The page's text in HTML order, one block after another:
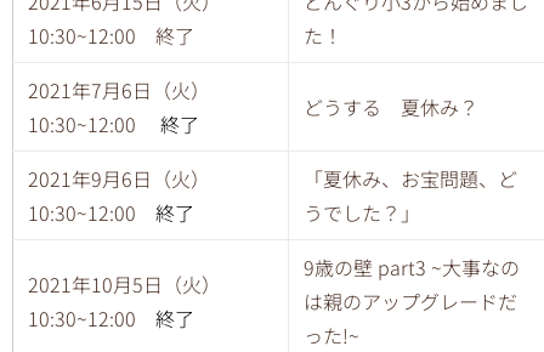
10:30~12:00 終了
た！
2021年7月6日（火）
10:30~12:00 終了
どうする 夏休み？
2021年9月6日（火）
10:30~12:00 終了
「夏休み、お宝問題、ど
うでした？」
2021年10月5日（火）
10:30~12:00 終了
9歳の壁 part3 ~大事なの
は親のアップグレードだ
った!~